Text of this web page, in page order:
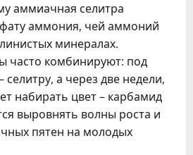
аммиачная селитра
аммония, чей аммоний
минералах.
часто комбинируют: под
а через две недели,
набирать цвет – карбамид
выровнять волны роста и
пятен на молодых